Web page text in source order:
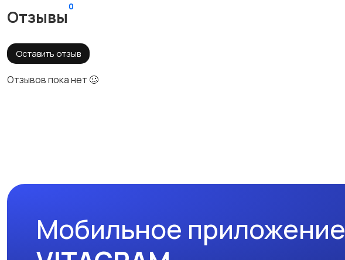
Отзывы
0
Оставить отзыв
Отзывов пока нет 🥴
Мобильное приложение